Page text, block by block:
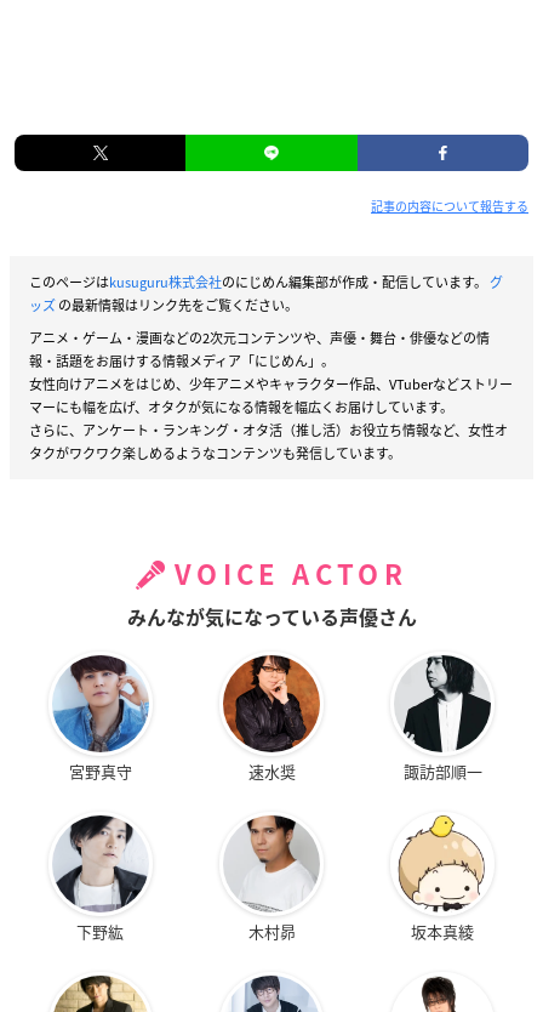
記事の内容について報告する
このページはkusuguru株式会社のにじめん編集部が作成・配信しています。 グ
ッズの最新情報はリンク先をご覧ください。
アニメ・ゲーム・漫画などの2次元コンテンツや、声優・舞台・俳優などの情
報・話題をお届けする情報メディア「にじめん」。
女性向けアニメをはじめ、少年アニメやキャラクター作品、VTuberなどストリー
マーにも幅を広げ、オタクが気になる情報を幅広くお届けしています。
さらに、アンケート・ランキング・オタ活（推し活）お役立ち情報など、女性オ
タクがワクワク楽しめるようなコンテンツも発信しています。
VOICE ACTOR
みんなが気になっている声優さん
宮野真守 速水奨 諏訪部順一
下野紘 木村昴 坂本真綾